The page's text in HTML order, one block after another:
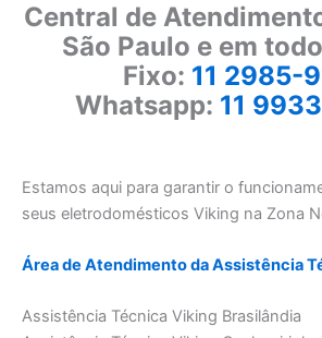
Central de
São Paulo e em
Fixo: 11 2985-
Whatsapp: 11
Estamos aqui para garantir o
seus eletrodomésticos Viking na Zona
Área de Atendimento da Assistência
Assistência Técnica Viking Brasilândia